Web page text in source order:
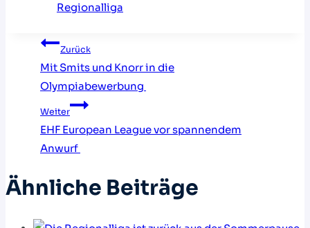
Regionalliga
Beitragsnavigation
Zurück
Mit Smits und Knorr in die
Olympiabewerbung
Weiter
EHF European League vor spannendem
Anwurf
Ähnliche Beiträge